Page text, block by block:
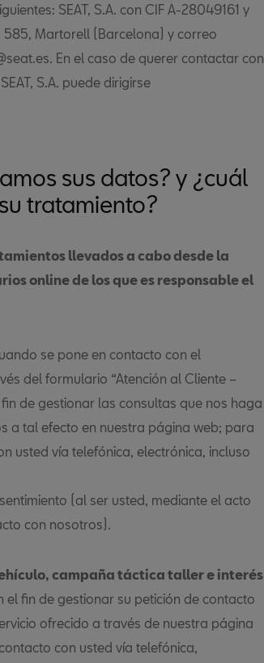
SEAT, S.A. con CIF A-28049161 y
585, Martorell (Barcelona) y correo
En el caso de querer contactar con
S.A. puede dirigirse
sus datos? y ¿cuál
tratamiento?
llevados a cabo desde la
online de los que es responsable el
se pone en contacto con el
del formulario “Atención al Cliente –
de gestionar las consultas que nos haga
a tal efecto en nuestra página web; para
usted vía telefónica, electrónica, incluso
(al ser usted, mediante el acto
con nosotros).
campaña táctica taller e interés
el fin de gestionar su petición de contacto
ofrecido a través de nuestra página
con usted vía telefónica,